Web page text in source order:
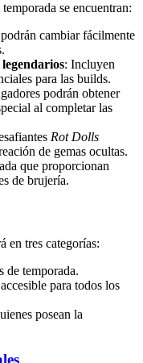
se encuentran:
cambiar fácilmente
: Incluyen
para las builds.
podrán obtener
al completar las
Rot Dolls
de gemas ocultas.
que proporcionan
de brujería.
en tres categorías:
de temporada.
para todos los
posean la